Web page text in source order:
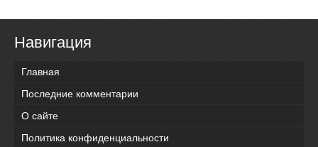
Навигация
Главная
Последние комментарии
О сайте
Политика конфиденциальности